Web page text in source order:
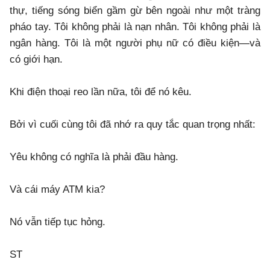
thự, tiếng sóng biển gầm gừ bên ngoài như một tràng
pháo tay. Tôi không phải là nạn nhân. Tôi không phải là
ngân hàng. Tôi là một người phụ nữ có điều kiện—và
có giới hạn.
​Khi điện thoại reo lần nữa, tôi để nó kêu.
​Bởi vì cuối cùng tôi đã nhớ ra quy tắc quan trọng nhất:
Yêu không có nghĩa là phải đầu hàng.
​Và cái máy ATM kia?
Nó vẫn tiếp tục hỏng.
ST